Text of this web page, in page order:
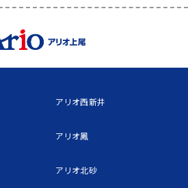
アリオ西新井
アリオ鳳
アリオ北砂